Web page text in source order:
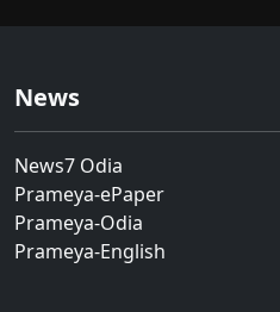
News
News7 Odia
Prameya-ePaper
Prameya-Odia
Prameya-English